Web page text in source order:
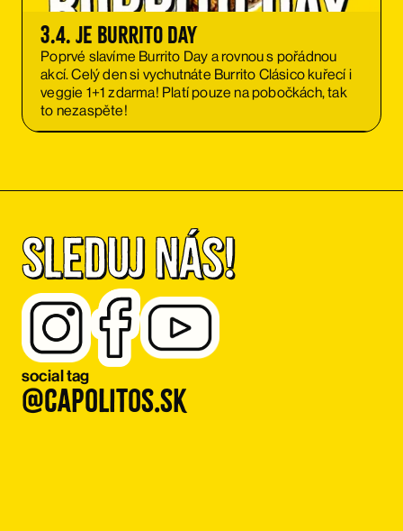
3.4. je Burrito Day
Poprvé slavíme Burrito Day a rovnou s pořádnou
akcí. Celý den si vychutnáte Burrito Clásico kuřecí i
veggie 1+1 zdarma! Platí pouze na pobočkách, tak
to nezaspěte!
Sleduj nás!
social tag
@capolitos.sk